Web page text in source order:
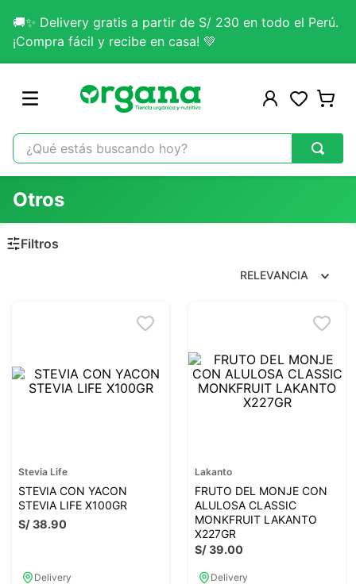
🚚✨ Delivery gratis a partir de S/ 230 en todo el Perú.
¡Compra fácil y recibe en casa! 💚
¿Qué estás buscando hoy?
1.
omega 3
2.
citrato magnesio
glicinato magnesio
.
lab nutrition
Otros
RELEVANCIA
Stevia Life
STEVIA CON YACON
STEVIA LIFE X100GR
S/38.90
Delivery
Lakanto
FRUTO DEL MONJE CON
ALULOSA CLASSIC
MONKFRUIT LAKANTO
X227GR
S/39.00
Delivery